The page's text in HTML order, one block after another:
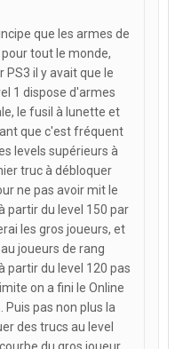
que les armes de
tout le monde,
il y avait que le
1 dispose d'armes
le fusil à lunette et
que c'est fréquent
levels supérieurs à
truc à débloquer
ne pas avoir mit le
partir du level 150 par
les gros joueurs, et
joueurs de rang
partir du level 120 pas
on a fini le Online
Puis pas non plus la
des trucs au level